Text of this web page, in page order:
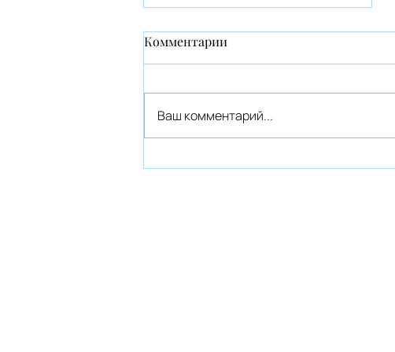
Инкарнационный крест. В
Комментарии
Ваш комментарий...